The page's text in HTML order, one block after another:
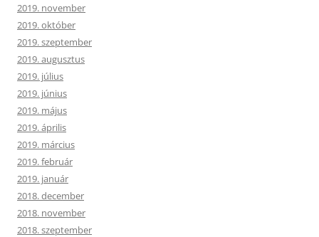
2019. november
2019. október
2019. szeptember
2019. augusztus
2019. július
2019. június
2019. május
2019. április
2019. március
2019. február
2019. január
2018. december
2018. november
2018. szeptember